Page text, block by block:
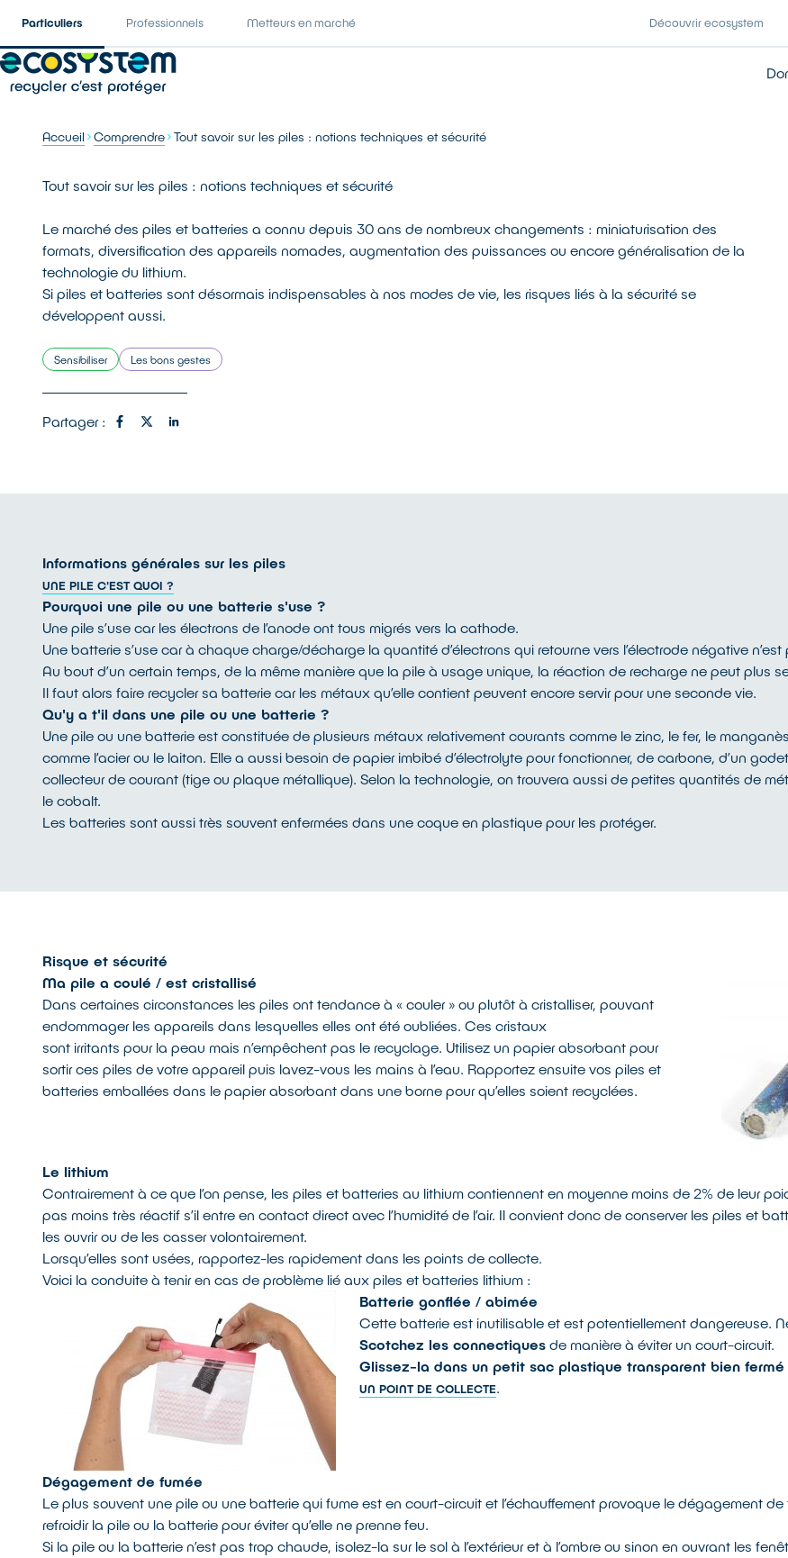
Particuliers Professionnels Metteurs en marché Découvrir ecosystem
Accueil Comprendre Tout savoir sur les piles : notions techniques et sécurité
Tout savoir sur les piles : notions techniques et sécurité
Le marché des piles et batteries a connu depuis 30 ans de nombreux changements : miniaturisation des
formats, diversification des appareils nomades, augmentation des puissances ou encore généralisation de la
technologie du lithium.
Si piles et batteries sont désormais indispensables à nos modes de vie, les risques liés à la sécurité se
développent aussi.
Sensibiliser Les bons gestes
Partager :
Informations générales sur les piles
UNE PILE C'EST QUOI ?
Pourquoi une pile ou une batterie s'use ?
Une pile s’use car les électrons de l’anode ont tous migrés vers la cathode.
Une batterie s’use car à chaque charge/décharge la quantité d’électrons qui retourne vers l’électrode négative n’est
Au bout d’un certain temps, de la même manière que la pile à usage unique, la réaction de recharge ne peut plus
Il faut alors faire recycler sa batterie car les métaux qu’elle contient peuvent encore servir pour une seconde vie.
Qu'y a t'il dans une pile ou une batterie ?
Une pile ou une batterie est constituée de plusieurs métaux relativement courants comme le zinc, le fer, le
comme l’acier ou le laiton. Elle a aussi besoin de papier imbibé d’électrolyte pour fonctionner, de carbone, d’un
collecteur de courant (tige ou plaque métallique). Selon la technologie, on trouvera aussi de petites quantités de
le cobalt.
Les batteries sont aussi très souvent enfermées dans une coque en plastique pour les protéger.
Risque et sécurité
Ma pile a coulé / est cristallisé
Dans certaines circonstances les piles ont tendance à « couler » ou plutôt à cristalliser, pouvant
endommager les appareils dans lesquelles elles ont été oubliées. Ces cristaux
sont irritants pour la peau mais n’empêchent pas le recyclage. Utilisez un papier absorbant pour
sortir ces piles de votre appareil puis lavez-vous les mains à l’eau. Rapportez ensuite vos piles et
batteries emballées dans le papier absorbant dans une borne pour qu’elles soient recyclées.
Le lithium
Contrairement à ce que l’on pense, les piles et batteries au lithium contiennent en moyenne moins de 2% de leur
pas moins très réactif s’il entre en contact direct avec l’humidité de l’air. Il convient donc de conserver les piles et
les ouvrir ou de les casser volontairement.
Lorsqu’elles sont usées, rapportez-les rapidement dans les points de collecte.
Voici la conduite à tenir en cas de problème lié aux piles et batteries lithium :
Batterie gonflée / abimée
Cette batterie est inutilisable et est potentiellement dangereuse.
Scotchez les connectiques de manière à éviter un court-circuit.
Glissez-la dans un petit sac plastique transparent bien fermé
UN POINT DE COLLECTE.
Dégagement de fumée
Le plus souvent une pile ou une batterie qui fume est en court-circuit et l’échauffement provoque le dégagement de
refroidir la pile ou la batterie pour éviter qu’elle ne prenne feu.
Si la pile ou la batterie n’est pas trop chaude, isolez-la sur le sol à l’extérieur et à l’ombre ou sinon en ouvrant les